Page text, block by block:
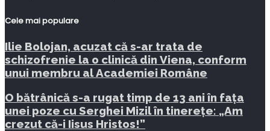
Cele mai populare
Ilie Bolojan, acuzat că s-ar trata de
schizofrenie la o clinică din Viena, conform
unui membru al Academiei Române
O bătrânică s-a rugat timp de 13 ani în fața
unei poze cu Serghei Mizil în tinerețe: „Am
crezut că-i Iisus Hristos!”